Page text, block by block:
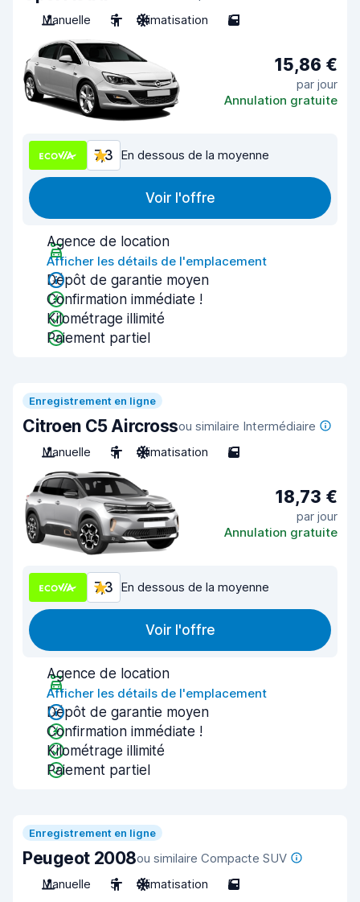
Manuelle
5 Climatisation 5
15,86 €
par jour
Annulation gratuite
7,3 En dessous de la moyenne
Voir l'offre
Agence de location
Afficher les détails de l'emplacement
Dépôt de garantie moyen
Confirmation immédiate !
Kilométrage illimité
Paiement partiel
Enregistrement en ligne
Citroen C5 Aircrossou similaire Intermédiaire
Manuelle
5 Climatisation 5
18,73 €
par jour
Annulation gratuite
7,3 En dessous de la moyenne
Voir l'offre
Agence de location
Afficher les détails de l'emplacement
Dépôt de garantie moyen
Confirmation immédiate !
Kilométrage illimité
Paiement partiel
Enregistrement en ligne
Peugeot 2008ou similaire Compacte SUV
Manuelle
5 Climatisation 5